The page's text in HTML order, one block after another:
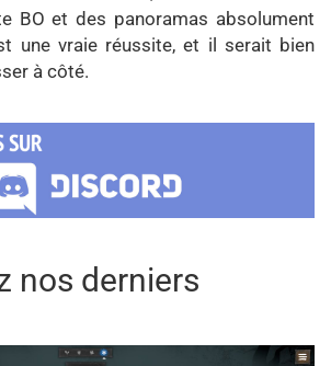
BO et des panoramas absolument
une vraie réussite, et il serait bien
à côté.
nos derniers